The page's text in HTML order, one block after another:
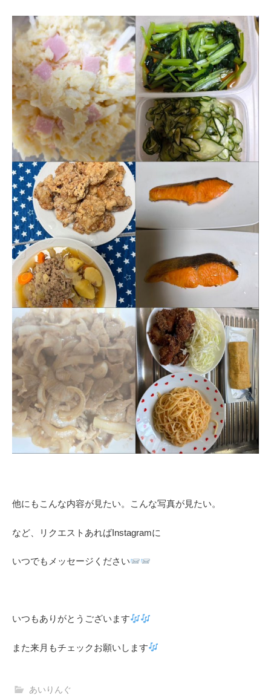
他にもこんな内容が見たい。こんな写真が見たい。
など、リクエストあればInstagramに
いつでもメッセージください
いつもありがとうございます
また来月もチェックお願いします
あいりんぐ